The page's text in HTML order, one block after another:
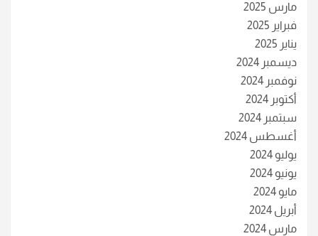
مارس 2025
فبراير 2025
يناير 2025
ديسمبر 2024
نوفمبر 2024
أكتوبر 2024
سبتمبر 2024
أغسطس 2024
يوليو 2024
يونيو 2024
مايو 2024
أبريل 2024
مارس 2024